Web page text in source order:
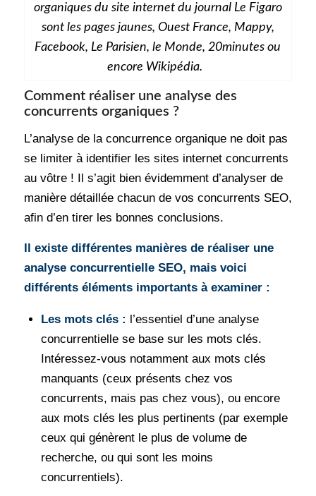
organiques du site internet du journal Le Figaro
sont les pages jaunes, Ouest France, Mappy,
Facebook, Le Parisien, le Monde, 20minutes ou
encore Wikipédia.
Comment réaliser une analyse des
concurrents organiques ?
L’analyse de la concurrence organique ne doit pas
se limiter à identifier les sites internet concurrents
au vôtre ! Il s’agit bien évidemment d’analyser de
manière détaillée chacun de vos concurrents SEO,
afin d’en tirer les bonnes conclusions.
Il existe différentes manières de réaliser une
analyse concurrentielle SEO, mais voici
différents éléments importants à examiner :
Les mots clés : l’essentiel d’une analyse
concurrentielle se base sur les mots clés.
Intéressez-vous notamment aux mots clés
manquants (ceux présents chez vos
concurrents, mais pas chez vous), ou encore
aux mots clés les plus pertinents (par exemple
ceux qui génèrent le plus de volume de
recherche, ou qui sont les moins
concurrentiels).